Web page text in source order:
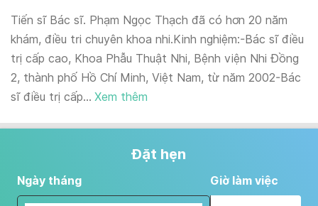
Tiến sĩ Bác sĩ. Phạm Ngọc Thạch đã có hơn 20 năm
khám, điều tri chuyên khoa nhi.Kinh nghiệm:-Bác sĩ điều
trị cấp cao, Khoa Phẫu Thuật Nhi, Bệnh viện Nhi Đồng
2, thành phố Hồ Chí Minh, Việt Nam, từ năm 2002-Bác
sĩ điều trị cấp... Xem thêm
Đặt hẹn
Ngày tháng Giờ làm việc